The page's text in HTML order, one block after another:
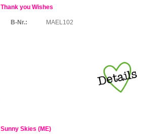
Thank you Wishes
B-Nr.: MAEL102
Sunny Skies (ME)